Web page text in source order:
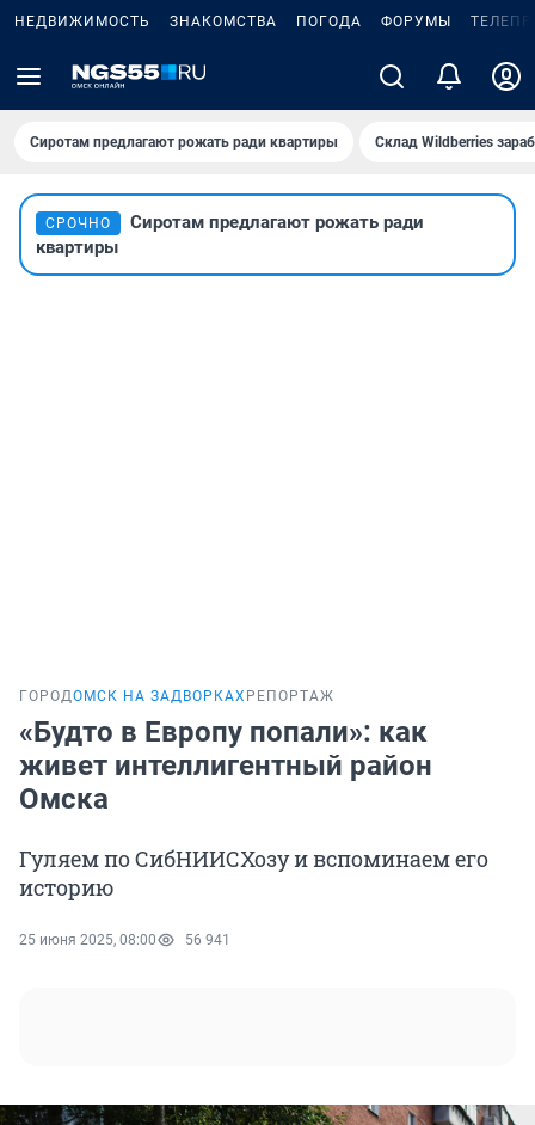
НЕДВИЖИМОСТЬ ЗНАКОМСТВА ПОГОДА ФОРУМЫ
Сиротам предлагают рожать ради квартиры Склад Wildberries
СРОЧНО
Сиротам предлагают рожать ради
квартиры
ГОРОДОМСК НА ЗАДВОРКАХ РЕПОРТАЖ
«Будто в Европу попали»: как
живет интеллигентный район
Омска
Гуляем по СибНИИСХозу и вспоминаем его
историю
25 июня 2025, 08:00 56 941